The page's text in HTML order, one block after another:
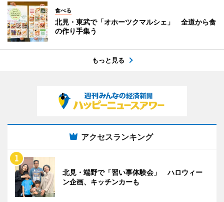
食べる
北見・東武で「オホーツクマルシェ」 全道から食
の作り手集う
もっと見る
アクセスランキング
北見・端野で「習い事体験会」 ハロウィー
ン企画、キッチンカーも